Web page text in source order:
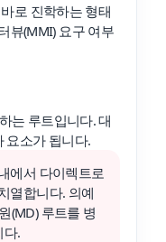
로 진학하는 형태
뷰(MMI) 요구 여부
는 루트입니다. 대
요소가 됩니다.
에서 다이렉트로
열합니다. 의예
(MD) 루트를 병
다.